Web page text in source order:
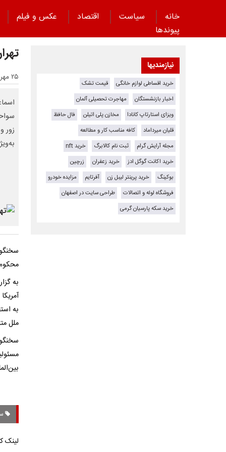
خانه سیاست اقتصاد عکس و فیلم
پیوند‌ها
۲۵ مهر ۱۴۰۴ - ۱۲:۰۵
زور
به
به
ملل
لینک
نیازمندیها
خرید اقساطی لوازم خانگی
قیمت تشک
اخبار بازنشستگان
مهاجرت تحصیلی آلمان
ویزای استارتاپ کانادا
مخازن پلی اتیلن
فال حافظ
قلیان میرداماد
کافه مناسب کار و مطالعه
مجله آرایش گرام
ثبت نام کالابرگ
خرید nft
خرید اکانت گوگل ادز
خرید زعفران
زرچین
بوکینگ
خرید پرینتر لیبل زن آفرتایم
مزایده خودرو
فروشگاه لوله و اتصالات
طراحی سایت در اصفهان
خرید سکه پارسیان گرمی